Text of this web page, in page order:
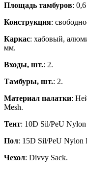
Площадь тамбуров:
Конструкция:
Каркас: хабовый,
мм.
Входы, шт.: 2.
Тамбуры, шт.: 2.
Материал палатки:
Mesh.
Тент: 10D Sil/PeU
Пол: 15D Sil/PeU Nylon
Чехол: Divvy Sack.